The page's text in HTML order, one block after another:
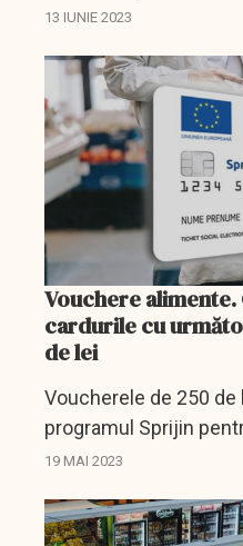
calcularea unor indici
13 IUNIE 2023
Vouchere
cardurile cu
de lei
Voucherele de 250 de
programul Sprijin
se virează odată la
19 MAI 2023